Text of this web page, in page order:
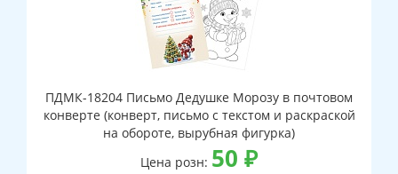
ПДМК-18204 Письмо Дедушке Морозу в почтовом
конверте (конверт, письмо с текстом и раскраской
на обороте, вырубная фигурка)
Цена розн: 50 ₽